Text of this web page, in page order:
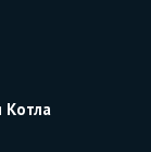
Котла